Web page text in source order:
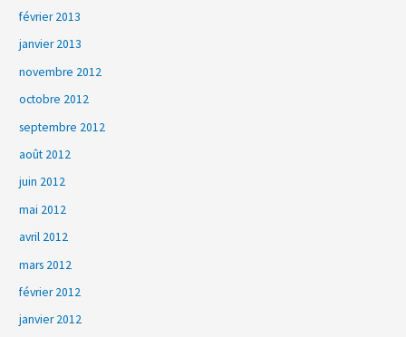
février 2013
janvier 2013
novembre 2012
octobre 2012
septembre 2012
août 2012
juin 2012
mai 2012
avril 2012
mars 2012
février 2012
janvier 2012